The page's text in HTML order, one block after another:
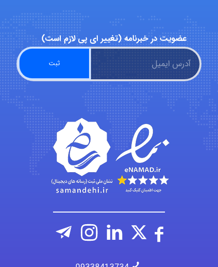
hosein abdolvand
Kati
emami
ehtesham
عضویت در خبرنامه (تغییر ای پی لازم است)